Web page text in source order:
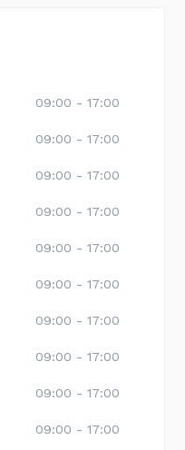
09:00 - 17:00
09:00 - 17:00
09:00 - 17:00
09:00 - 17:00
09:00 - 17:00
09:00 - 17:00
09:00 - 17:00
09:00 - 17:00
09:00 - 17:00
09:00 - 17:00